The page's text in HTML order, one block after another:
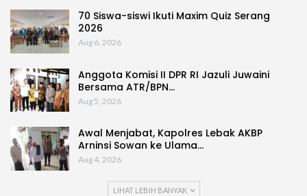
70 Siswa-siswi Ikuti Maxim Quiz Serang
2026
Aug 6, 2026
Anggota Komisi II DPR RI Jazuli Juwaini
Bersama ATR/BPN…
Aug 5, 2026
Awal Menjabat, Kapolres Lebak AKBP
Arninsi Sowan ke Ulama…
Aug 4, 2026
LIHAT LEBIH BANYAK